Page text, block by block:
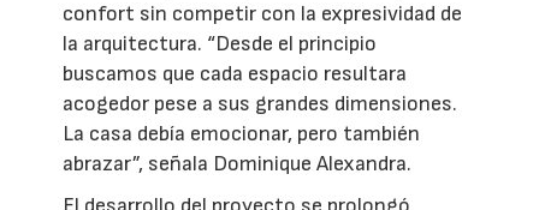
confort sin competir con la expresividad de
la arquitectura. “Desde el principio
buscamos que cada espacio resultara
acogedor pese a sus grandes dimensiones.
La casa debía emocionar, pero también
abrazar”, señala Dominique Alexandra.